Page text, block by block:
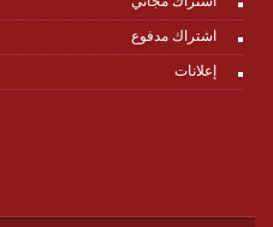
اشتراك مدفوع
إعلانات